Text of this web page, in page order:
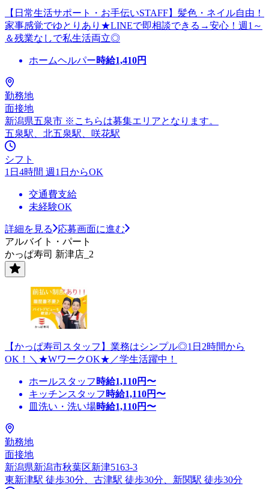
【日常生活サポート・お手伝いSTAFF】髪色・ネイル自由！
家事感覚でゆとりあり★LINEで即相談できる→安心！週1～
＆残業なしで私生活両立◎
ホームヘルパー時給1,410円
勤務地
面接地
新潟県五泉市 ※こちらは募集エリアとなります。
五泉駅、北五泉駅、咲花駅
シフト
1日4時間 週1日からOK
交通費支給
未経験OK
詳細を見る
応募画面に進む
アルバイト・パート
かっぱ寿司 新津店_2
【かっぱ寿司スタッフ】業務はシンプル◎1日2時間から
OK！＼★WワークOK★／学生活躍中！
ホールスタッフ 時給1,110円〜
キッチンスタッフ 時給1,110円〜
皿洗い・洗い場時給1,110円〜
勤務地
面接地
新潟県新潟市秋葉区新津5163-3
東新津駅 徒歩30分、古津駅 徒歩30分、新関駅 徒歩30分